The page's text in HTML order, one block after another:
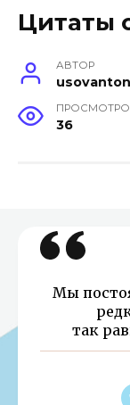
Цитаты
АВТОР
usovanton
36
Мы
так